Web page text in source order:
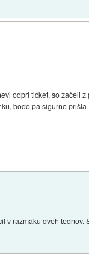
odprl ticket, so začeli
bodo pa sigurno prišla
v razmaku dveh